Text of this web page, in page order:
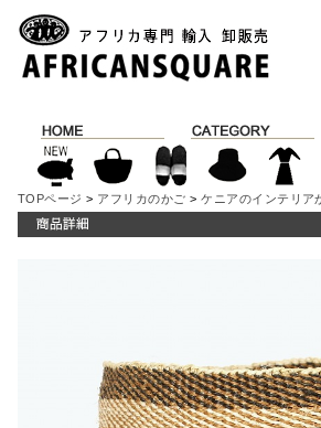
TOPページ > アフリカのかご >ケニアのインテリア